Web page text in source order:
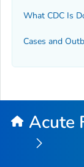
What CDC Is
Cases and
Acute